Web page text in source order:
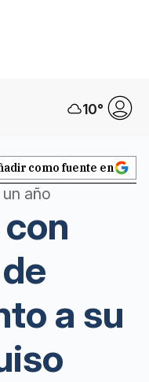
10°
como fuente en
año
a su